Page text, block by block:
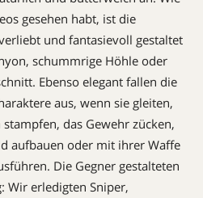
gesehen habt, ist die
und fantasievoll gestaltet
schummrige Höhle oder
Ebenso elegant fallen die
aus, wenn sie gleiten,
das Gewehr zücken,
aufbauen oder mit ihrer Waffe
Die Gegner gestalteten
Wir erledigten Sniper,